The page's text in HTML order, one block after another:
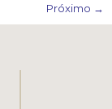
Próximo →